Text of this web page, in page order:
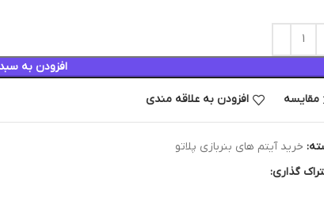
افزودن به
مقایسه افزودن به علاقه مندی
خرید آیتم های بنربازی پلاتو
گذاری: